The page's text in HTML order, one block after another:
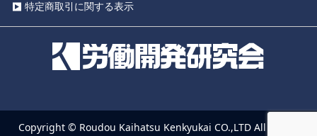
特定商取引に関する表示
Copyright © Roudou Kaihatsu Kenkyukai CO.,LTD All Rights